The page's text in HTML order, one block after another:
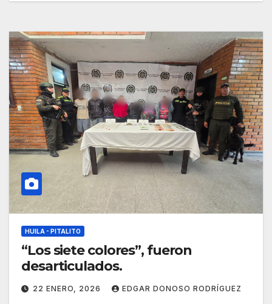
HUILA - PITALITO
“Los siete colores”, fueron
desarticulados.
22 ENERO, 2026 EDGAR DONOSO RODRÍGUEZ